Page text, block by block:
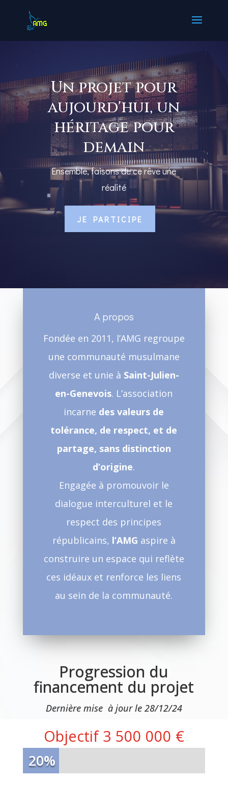
Un projet pour
aujourd'hui, un
héritage pour
demain
Ensemble, faisons de ce rêve une
réalité
JE PARTICIPE
A propos
Fondée en 2011, l’AMG regroupe
une communauté musulmane
diverse et unie à Saint-Julien-
en-Genevois. L’association
incarne des valeurs de
tolérance, de respect, et de
partage, sans distinction
d’origine.
Engagée à promouvoir le
dialogue interculturel et le
respect des principes
républicains, l’AMG aspire à
construire un espace qui reflète
ces idéaux et renforce les liens
au sein de la communauté.
Progression du
financement du projet
Dernière mise à jour le 28/12/24
Objectif 3 500 000 €
20%
20%